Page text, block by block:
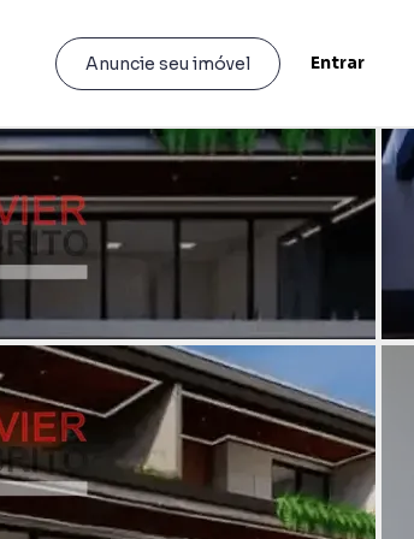
Anuncie seu imóvel Entrar